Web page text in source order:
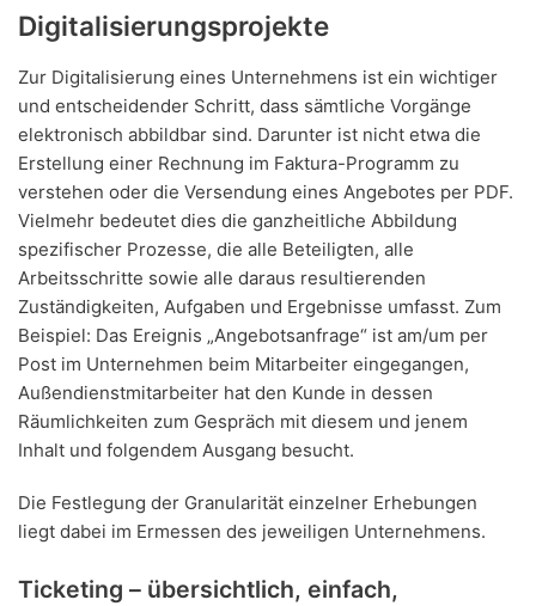
Digitalisierungsprojekte
Zur Digitalisierung eines Unternehmens ist ein wichtiger
und entscheidender Schritt, dass sämtliche Vorgänge
elektronisch abbildbar sind. Darunter ist nicht etwa die
Erstellung einer Rechnung im Faktura-Programm zu
verstehen oder die Versendung eines Angebotes per PDF.
Vielmehr bedeutet dies die ganzheitliche Abbildung
spezifischer Prozesse, die alle Beteiligten, alle
Arbeitsschritte sowie alle daraus resultierenden
Zuständigkeiten, Aufgaben und Ergebnisse umfasst. Zum
Beispiel: Das Ereignis „Angebotsanfrage“ ist am/um per
Post im Unternehmen beim Mitarbeiter eingegangen,
Außendienstmitarbeiter hat den Kunde in dessen
Räumlichkeiten zum Gespräch mit diesem und jenem
Inhalt und folgendem Ausgang besucht.
Die Festlegung der Granularität einzelner Erhebungen
liegt dabei im Ermessen des jeweiligen Unternehmens.
Ticketing – übersichtlich, einfach,